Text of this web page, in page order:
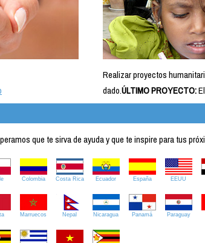
Realizar proyectos
dado.ÚLTIMO PROYECTO:
que te sirva de ayuda y que te inspire para tus
Colombia Costa Rica Ecuador España EEUU
Marruecos Nepal Nicaragua Panamá Paraguay